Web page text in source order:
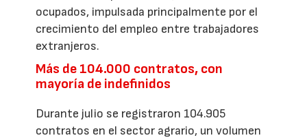
ocupados, impulsada principalmente por el
crecimiento del empleo entre trabajadores
extranjeros.
Más de 104.000 contratos, con
mayoría de indefinidos
Durante julio se registraron 104.905
contratos en el sector agrario, un volumen